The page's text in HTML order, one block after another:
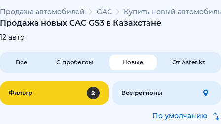
Продажа автомобилей GAC Купить новый автомобиль
Продажа новых GAC GS3 в Казахстане
12 авто
Все С пробегом Новые От Aster.kz
Фильтр 2 Все регионы
По умолчанию